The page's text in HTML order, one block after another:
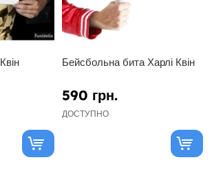
Бейсбольна бита Харлі Квін
590 грн.
ДОСТУПНО